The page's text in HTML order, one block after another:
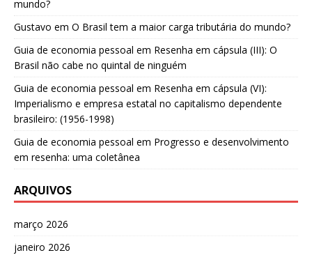
mundo?
Gustavo em O Brasil tem a maior carga tributária do mundo?
Guia de economia pessoal em Resenha em cápsula (III): O
Brasil não cabe no quintal de ninguém
Guia de economia pessoal em Resenha em cápsula (VI):
Imperialismo e empresa estatal no capitalismo dependente
brasileiro: (1956-1998)
Guia de economia pessoal em Progresso e desenvolvimento
em resenha: uma coletânea
ARQUIVOS
março 2026
janeiro 2026